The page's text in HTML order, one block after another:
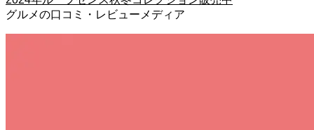
グルメの口コミ・レビューメディア